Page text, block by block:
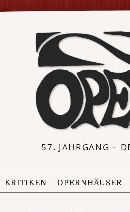
57. JAHRGANG –
KRITIKEN OPERNHÄUSER